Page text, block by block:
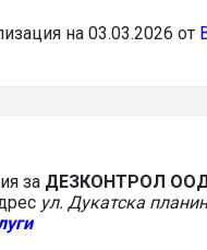
на 03.03.2026 от
за ДЕЗКОНТРОЛ
ул. Дукатска